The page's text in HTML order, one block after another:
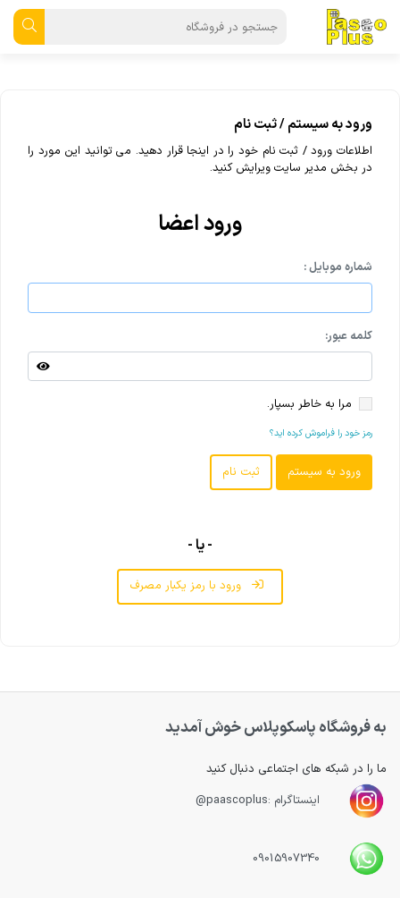
ورود به سیستم / ثبت نام
اطلاعات ورود / ثبت نام خود را در اینجا قرار دهید. می توانید این مورد را
در بخش مدیر سایت ویرایش کنید.
ورود اعضا
شماره موبایل :
کلمه عبور:
مرا به خاطر بسپار.
رمز خود را فراموش کرده اید؟
- یا -
ورود با رمز یکبار مصرف
به فروشگاه پاسکوپلاس خوش آمدید
ما را در شبکه های اجتماعی دنبال کنید
اینستاگرام :paascoplus@
09015907340